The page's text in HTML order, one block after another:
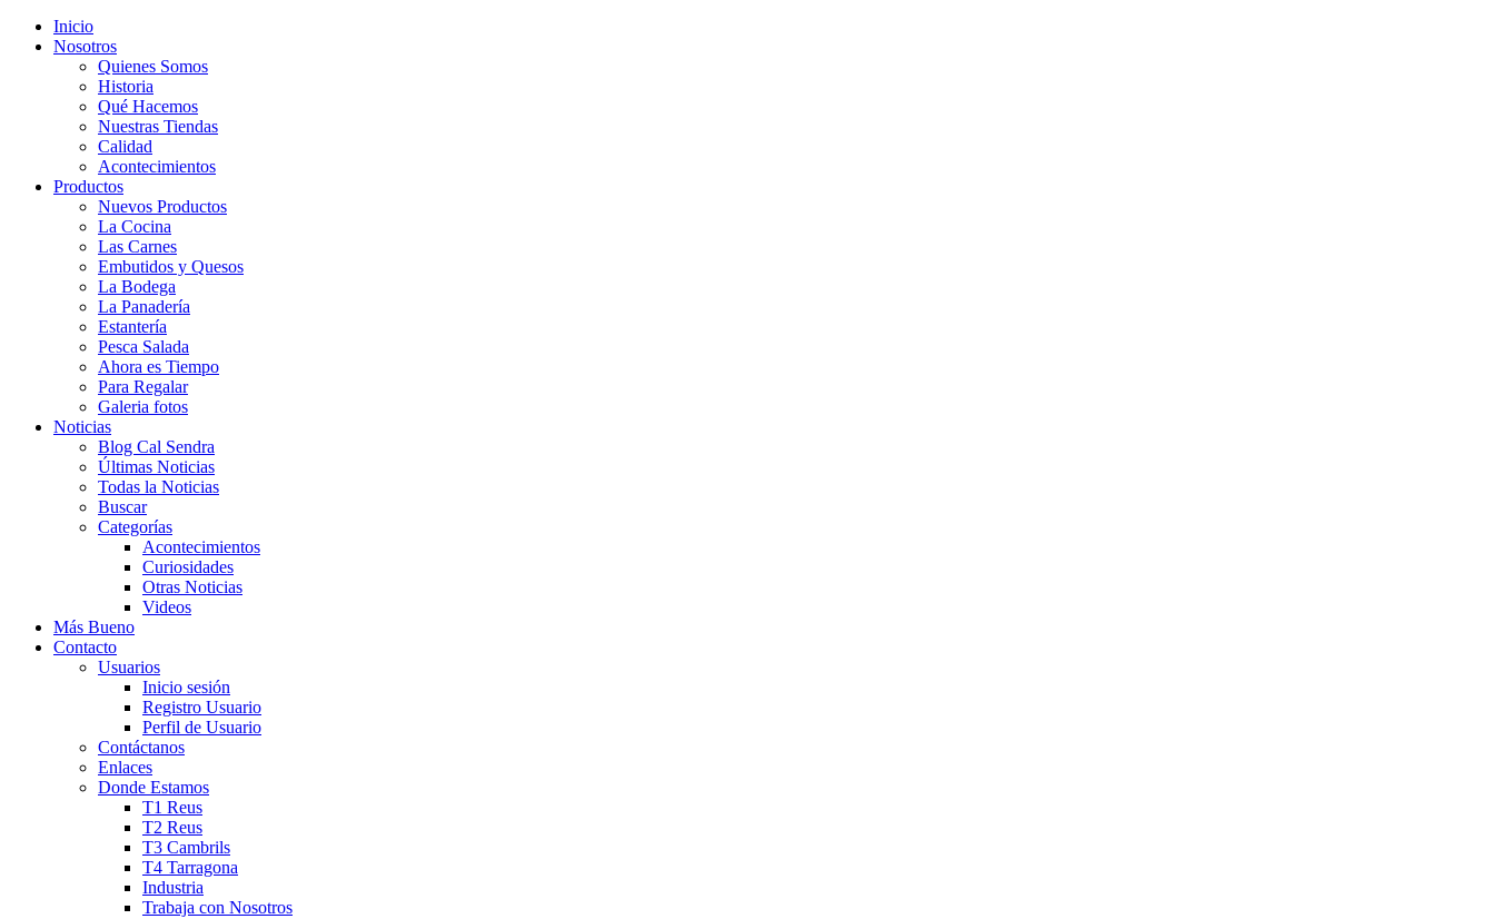
Inicio
Nosotros
Quienes Somos
Historia
Qué Hacemos
Nuestras Tiendas
Calidad
Acontecimientos
Productos
Nuevos Productos
La Cocina
Las Carnes
Embutidos y Quesos
La Bodega
La Panadería
Estantería
Pesca Salada
Ahora es Tiempo
Para Regalar
Galeria fotos
Noticias
Blog Cal Sendra
Últimas Noticias
Todas la Noticias
Buscar
Categorías
Acontecimientos
Curiosidades
Otras Noticias
Videos
Más Bueno
Contacto
Usuarios
Inicio sesión
Registro Usuario
Perfil de Usuario
Contáctanos
Enlaces
Donde Estamos
T1 Reus
T2 Reus
T3 Cambrils
T4 Tarragona
Industria
Trabaja con Nosotros